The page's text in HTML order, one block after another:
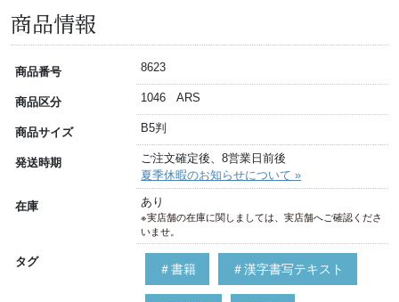
商品情報
商品番号 8623
商品区分 1046 ARS
商品サイズ B5判
発送時期
ご注文確定後、8営業日前後
夏季休暇のお知らせについて »
在庫 あり
※実店舗の在庫に関しましては、実店舗へご確認くださ
いませ。
タグ
＃書籍 ＃漢字書写テキスト